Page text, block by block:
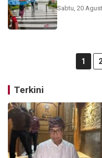
Sabtu, 20
1
Terkini